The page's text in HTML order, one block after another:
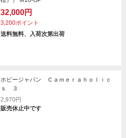
32,000円
3,200ポイント
送料無料、入荷次第出荷
ホビージャパン Ｃａｍｅｒａｈｏｌｉｃ
ｓ ３
2,970円
販売休止中です